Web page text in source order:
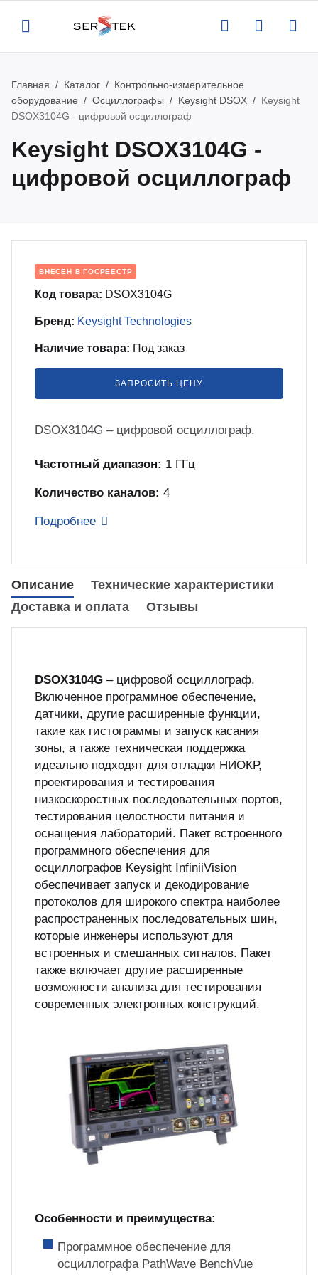
Назад
Назад
измерительное
оборудование
и антистатическая
Назад
и аттестация поставляемого
измерений по задаче
ПО для автоматизации
оборудования
измерительного оборудования
безопасной и эффективной
с оборудованием
Назад
Главная Каталог
Контрольно-измерительное
оборудование
Осциллографы Keysight DSOX
Keysight
DSOX3104G - цифровой осциллограф
Keysight DSOX3104G -
цифровой осциллограф
ВНЕСЁН В ГОСРЕЕСТР
Код товара: DSOX3104G
Бренд: Keysight Technologies
Наличие товара: Под заказ
ЗАПРОСИТЬ ЦЕНУ
DSOX3104G – цифровой осциллограф.
Частотный диапазон: 1 ГГц
Количество каналов: 4
Подробнее
Описание
Технические характеристики
Доставка и оплата
Отзывы
DSOX3104G – цифровой осциллограф.
Включенное программное обеспечение,
датчики, другие расширенные функции,
такие как гистограммы и запуск касания
зоны, а также техническая поддержка
идеально подходят для отладки НИОКР,
проектирования и тестирования
низкоскоростных последовательных портов,
тестирования целостности питания и
оснащения лабораторий. Пакет встроенного
программного обеспечения для
осциллографов Keysight InfiniiVision
обеспечивает запуск и декодирование
протоколов для широкого спектра наиболее
распространенных последовательных шин,
которые инженеры используют для
встроенных и смешанных сигналов. Пакет
также включает другие расширенные
возможности анализа для тестирования
современных электронных конструкций.
Особенности и преимущества:
Программное обеспечение для
осциллографа PathWave BenchVue